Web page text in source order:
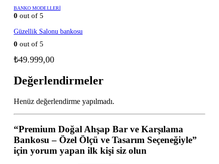
BANKO MODELLERI
0 out of 5
Güzellik Salonu bankosu
0 out of 5
₺49.999,00
Değerlendirmeler
Henüz değerlendirme yapılmadı.
“Premium Doğal Ahşap Bar ve Karşılama
Bankosu – Özel Ölçü ve Tasarım Seçeneğiyle”
için yorum yapan ilk kişi siz olun